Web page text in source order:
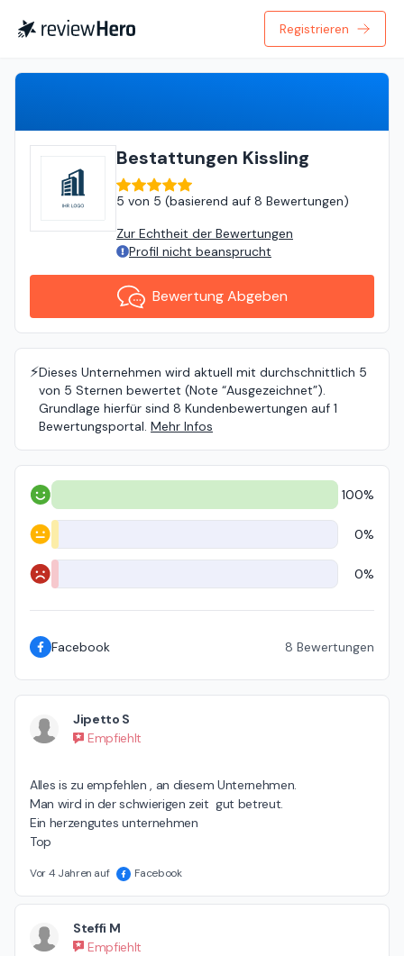
Registrieren
Bestattungen Kissling
5 von 5 (basierend auf 8 Bewertungen)
Zur Echtheit der Bewertungen
Profil nicht beansprucht
Bewertung Abgeben
⚡️Dieses Unternehmen wird aktuell mit durchschnittlich 5
von 5 Sternen bewertet (Note “Ausgezeichnet”).
Grundlage hierfür sind 8 Kundenbewertungen auf 1
Bewertungsportal. Mehr Infos
Positiv 100%
Neutral 0%
Negativ 0%
Facebook 8 Bewertungen
Jipetto S
Empfiehlt
Alles is zu empfehlen , an diesem Unternehmen.
Man wird in der schwierigen zeit  gut betreut.
Ein herzengutes unternehmen
Top
Vor 4 Jahren auf Facebook
Steffi M
Empfiehlt